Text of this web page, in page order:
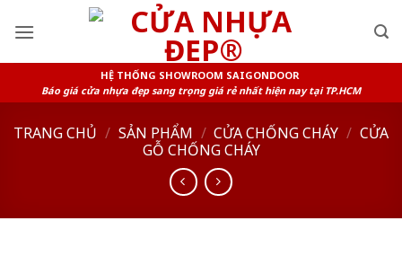
HỆ THỐNG SHOWROOM SAIGONDOOR
Báo giá cửa nhựa đẹp sang trọng giá rẻ nhất hiện nay tại TP.HCM
TRANG CHỦ / SẢN PHẨM / CỬA CHỐNG CHÁY / CỬA
GỖ CHỐNG CHÁY